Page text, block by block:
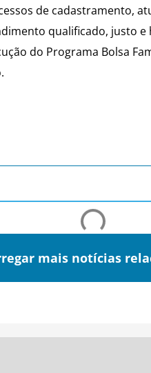
de cadastramento,
qualificado, justo
do Programa Bolsa
mais notícias